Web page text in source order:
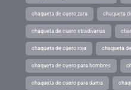
chaqueta de cuero zara chaqueta
chaqueta de cuero stradivarius
chaqueta de cuero roja chaqueta
chaqueta de cuero para hombres
chaqueta de cuero para dama